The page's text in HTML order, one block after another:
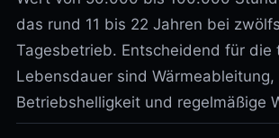
das rund 11 bis 22 Jahren bei
Tagesbetrieb. Entscheidend für die
Lebensdauer sind Wärmeableitung,
Betriebshelligkeit und regelmäßige